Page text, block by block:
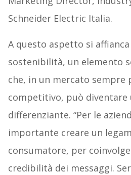
Schneider Electric Italia.
A questo aspetto si
sostenibilità, un elemento
che, in un mercato sempre
competitivo, può
differenziante. “Per le
importante creare un
consumatore, per
credibilità dei messaggi.